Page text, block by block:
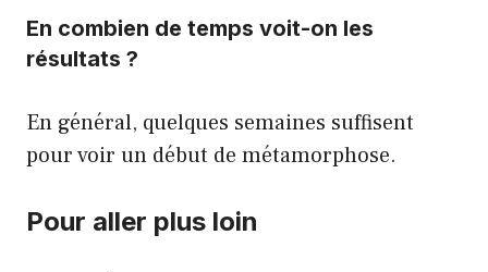
En combien de temps voit-on les
résultats ?
En général, quelques semaines suffisent
pour voir un début de métamorphose.
Pour aller plus loin